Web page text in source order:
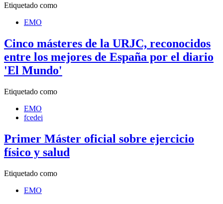
Etiquetado como
EMO
Cinco másteres de la URJC, reconocidos
entre los mejores de España por el diario
'El Mundo'
Etiquetado como
EMO
fcedei
Primer Máster oficial sobre ejercicio
físico y salud
Etiquetado como
EMO